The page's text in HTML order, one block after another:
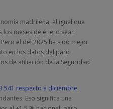
madrileña, al igual que
meses de enero sean
el del 2025 ha sido mejor
en los datos del paro
de afiliación de la Seguridad
respecto a diciembre,
Eso significa una